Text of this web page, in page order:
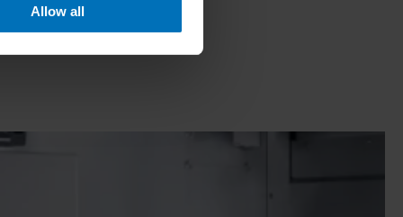
Allow all
funktioniert.